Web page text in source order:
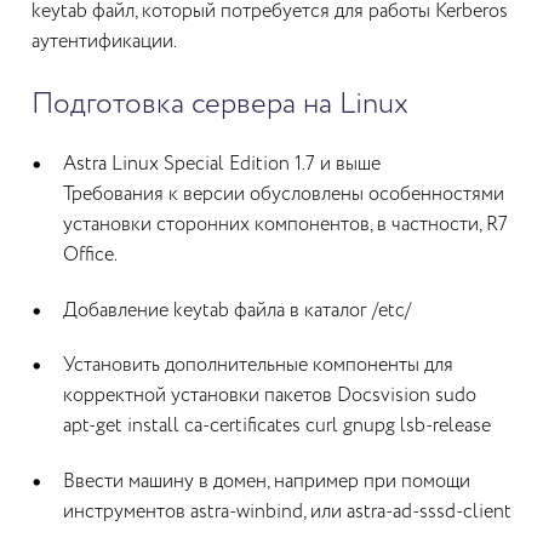
keytab файл, который потребуется для работы Kerberos
аутентификации.
Подготовка сервера на Linux
Astra Linux Special Edition 1.7 и выше
Требования к версии обусловлены особенностями
установки сторонних компонентов, в частности, R7
Office.
Добавление keytab файла в каталог /etc/
Установить дополнительные компоненты для
корректной установки пакетов Docsvision sudo
apt-get install ca-certificates curl gnupg lsb-release
Ввести машину в домен, например при помощи
инструментов astra-winbind, или astra-ad-sssd-client